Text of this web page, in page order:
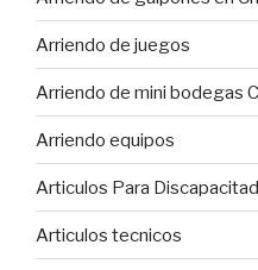
Arriendo de juegos
Arriendo de mini bodegas
Arriendo equipos
Articulos Para
Articulos tecnicos